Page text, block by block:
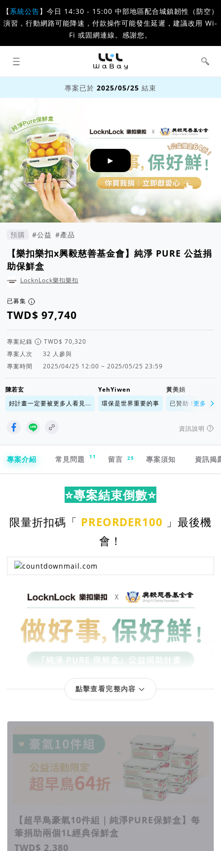
【 系統公告】今日 14:30 - 15:00 中部地區配合城鎮韌性（防空）
演習，行動網路可能降速，付款操作可能發生延遲，建議改用 Wi-
Fi 或固網連線。感謝您。
WaBay 挖貝 | 台灣最值得信賴的群眾
集資 / 群眾募資平台
專案已於2025/05/25 結束
►
預購 #公益 #產品
【樂扣樂扣x興毅慈善基金會】純淨 PURE 公益捐
助保鮮盒
LocknLock樂扣樂扣
已募集
專案紀錄
專案人次
人參與
專案時間
2025/04/25 12:00 ~ 2025/05/25 23:59
陳若玄
好計畫一定要被更多人看見...
YehYiwen
環保是世界重要的事
黃美娟
已贊助！加油！
更多
資訊說明
專案介紹
常見問題 11 留言 25 專案須知 資訊揭
⭐專案結束倒數⭐
限量折扣碼「 PREORDER100 」最後機
會！
點擊查看完整內容
【超早鳥豪氣10件組｜純淨PURE保鮮盒】每
筆捐助兩個1L經典保鮮盒
TWD$ 2,380